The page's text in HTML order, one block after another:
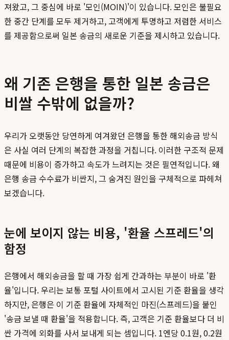
져왔고, 그 중심에 바로 '모인(MOIN)'이 있습니다. 모인은 불필요
한 중간 단계를 모두 제거하고, 고객에게 투명하고 저렴한 서비스
를 제공함으로써 일본 송금의 새로운 기준을 제시하고 있습니다.
왜 기존 은행을 통한 일본 송금은
비쌀 수밖에 없을까?
우리가 오랫동안 당연하게 여겨왔던 은행을 통한 해외송금 방식
은 사실 여러 단계의 복잡한 과정을 거칩니다. 이러한 구조적 문제
때문에 비용이 증가하고 속도가 느려지는 것은 필연적입니다. 왜
은행 송금 수수료가 비싼지, 그 숨겨진 원인을 구체적으로 파헤쳐
보겠습니다.
눈에 보이지 않는 비용, '환율 스프레드'의
함정
은행에서 해외송금을 할 때 가장 쉽게 간과하는 부분이 바로 '환
율'입니다. 우리는 보통 포털 사이트에서 고시된 기준 환율을 생각
하지만, 은행은 이 기준 환율에 자체적인 마진(스프레드)을 붙인
'송금 보낼 때 환율'을 적용합니다. 즉, 고객은 기준 환율보다 더 비
싼 가격에 외화를 사서 보내게 되는 셈입니다. 1엔당 0.1원, 0.2원